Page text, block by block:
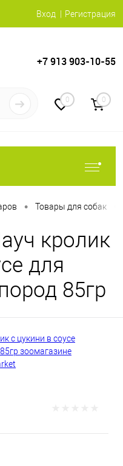
Вход Регистрация
+7 913 903-10-55
0 0
• Товары для собак
кролик
для
85гр